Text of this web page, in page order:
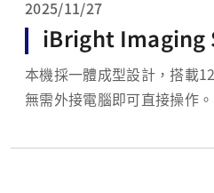
2025/11/27
iBright Imaging
本機採一體成型設計，搭載
無需外接電腦即可直接操作
Exposure），能自動計算並